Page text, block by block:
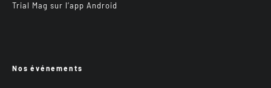
Trial Mag sur l’app Android
Nos événements